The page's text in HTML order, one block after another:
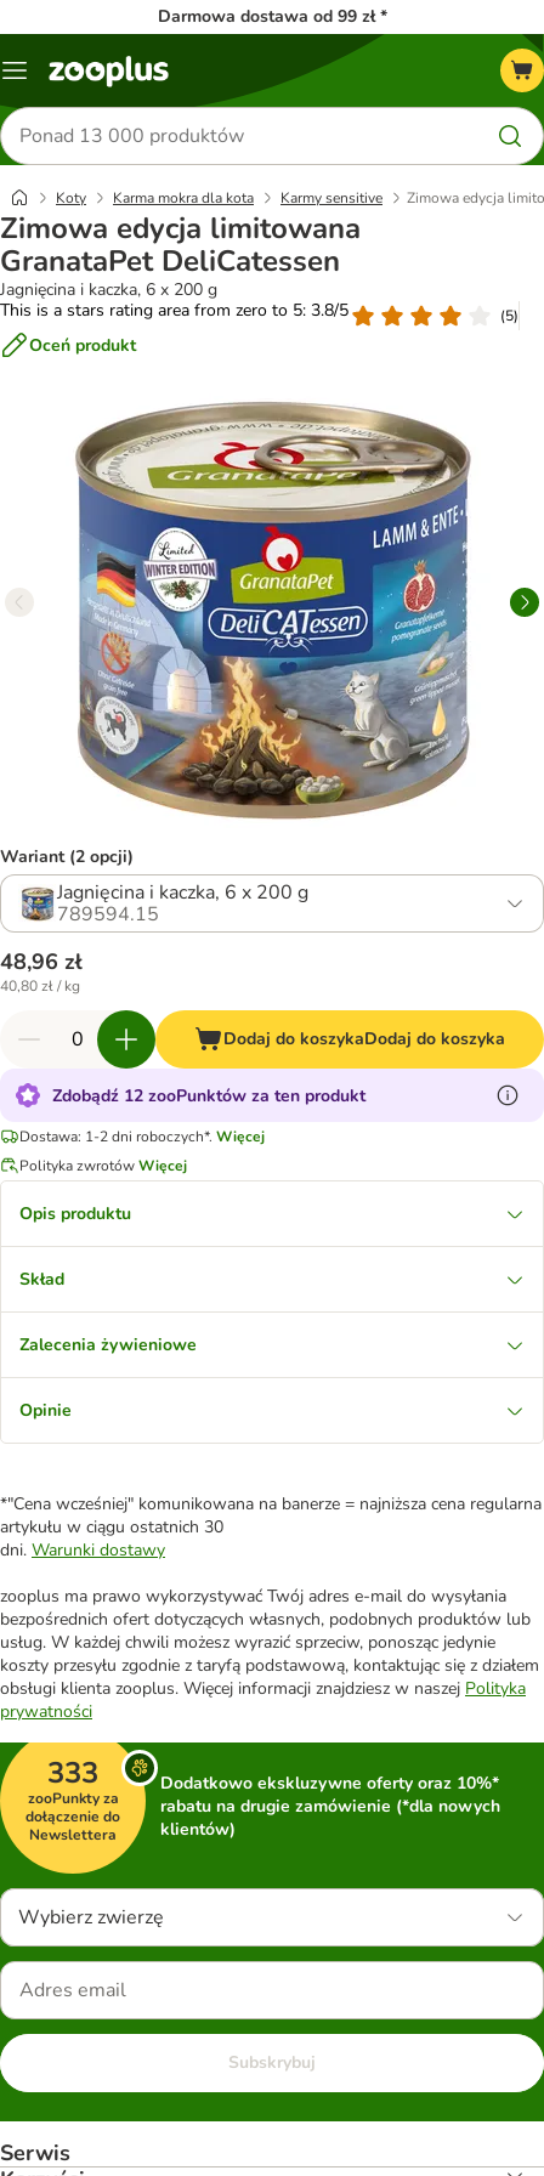
Darmowa dostawa od 99 zł *
Menu
Szukaj
produktów
Koty Karma mokra dla kota Karmy sensitive Zimowa edycja
Zimowa edycja limitowana
GranataPet DeliCatessen
Jagnięcina i kaczka, 6 x 200 g
This is a stars rating area from zero to 5: 3.8/5
(5)
Oceń produkt
Wariant (2 opcji)
Jagnięcina i kaczka, 6 x 200 g
789594.15
48,96 zł
40,80 zł / kg
Dodaj do koszykaDodaj do koszyka
Zdobądź 12 zooPunktów za ten produkt
Dostawa: 1-2 dni roboczych*. Więcej
Polityka zwrotówWięcej
Opis produktu
Skład
Zalecenia żywieniowe
Opinie
*"Cena wcześniej" komunikowana na banerze = najniższa cena regularna
artykułu w ciągu ostatnich 30
dni. Warunki dostawy
zooplus ma prawo wykorzystywać Twój adres e-mail do wysyłania
bezpośrednich ofert dotyczących własnych, podobnych produktów lub
usług. W każdej chwili możesz wyrazić sprzeciw, ponosząc jedynie
koszty przesyłu zgodnie z taryfą podstawową, kontaktując się z działem
obsługi klienta zooplus. Więcej informacji znajdziesz w naszej Polityka
prywatności
333
zooPunkty za
dołączenie do
Newslettera
Dodatkowo ekskluzywne oferty oraz 10%*
rabatu na drugie zamówienie (*dla nowych
klientów)
Wybierz zwierzę
Subskrybuj
Serwis